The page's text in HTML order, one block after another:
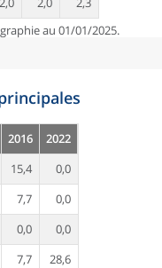
au 01/01/2025.
2016
2022
15,4
0,0
7,7
0,0
0,0
0,0
7,7
28,6